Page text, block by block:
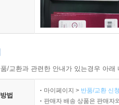
/교환과 관련한 안내가 있는경우 아
법
마이페이지 > 반품/교환 신
판매자 배송 상품은 판매자